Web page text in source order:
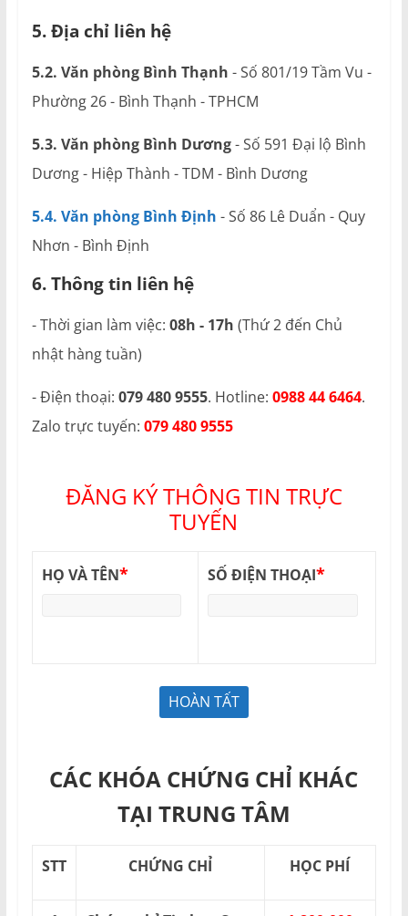
5. Địa chỉ liên hệ
5.2. Văn phòng Bình Thạnh - Số 801/19 Tầm Vu -
Phường 26 - Bình Thạnh - TPHCM
5.3. Văn phòng Bình Dương- Số 591 Đại lộ Bình
Dương - Hiệp Thành - TDM - Bình Dương
5.4. Văn phòng Bình Định - Số 86 Lê Duẩn - Quy
Nhơn - Bình Định
6. Thông tin liên hệ
- Thời gian làm việc: 08h - 17h (Thứ 2 đến Chủ
nhật hàng tuần)
- Điện thoại: 079 480 9555. Hotline: 0988 44 6464.
Zalo trực tuyến: 079 480 9555
ĐĂNG KÝ THÔNG TIN TRỰC
TUYẾN
HỌ VÀ TÊN* SỐ ĐIỆN THOẠI*
CÁC KHÓA CHỨNG CHỈ KHÁC
TẠI TRUNG TÂM
STT CHỨNG CHỈ HỌC PHÍ